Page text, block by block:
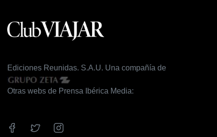
Servicio de limpieza
Ediciones Reunidas. S.A.U. Una compañía de
Otras webs de Prensa Ibérica Media: